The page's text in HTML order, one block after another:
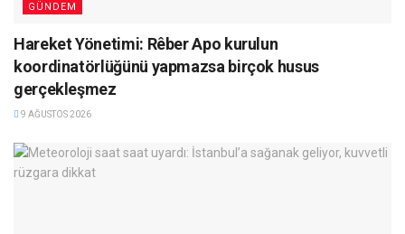
GÜNDEM
Hareket Yönetimi: Rêber Apo kurulun
koordinatörlüğünü yapmazsa birçok husus
gerçekleşmez
9 AĞUSTOS 2026